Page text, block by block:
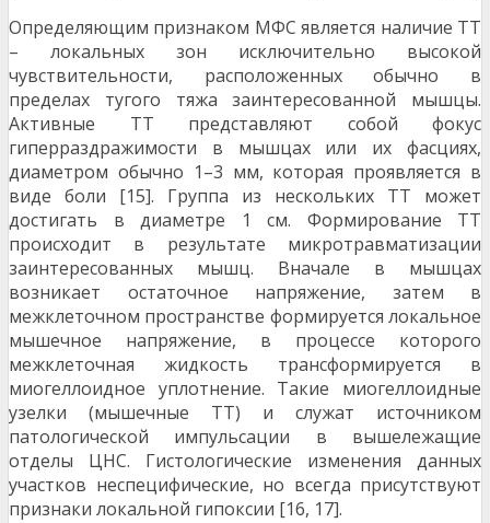
Определяющим признаком МФС является наличие ТТ
– локальных зон исключительно высокой
чувствительности, расположенных обычно в
пределах тугого тяжа заинтересованной мышцы.
Активные ТТ представляют собой фокус
гиперраздражимости в мышцах или их фасциях,
диаметром обычно 1–3 мм, которая проявляется в
виде боли [15]. Группа из нескольких ТТ может
достигать в диаметре 1 см. Формирование ТТ
происходит в результате микротравматизации
заинтересованных мышц. Вначале в мышцах
возникает остаточное напряжение, затем в
межклеточном пространстве формируется локальное
мышечное напряжение, в процессе которого
межклеточная жидкость трансформируется в
миогеллоидное уплотнение. Такие миогеллоидные
узелки (мышечные ТТ) и служат источником
патологической импульсации в вышележащие
отделы ЦНС. Гистологические изменения данных
участков неспецифические, но всегда присутствуют
признаки локальной гипоксии [16, 17].